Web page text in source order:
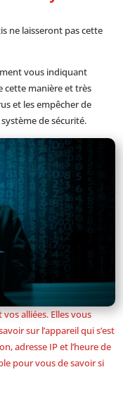
ne laisseront pas cette
vous indiquant
cette manière et très
et les empêcher de
de sécurité.
alliées. Elles vous
sur l’appareil qui s’est
adresse IP et l’heure de
pour vous de savoir si